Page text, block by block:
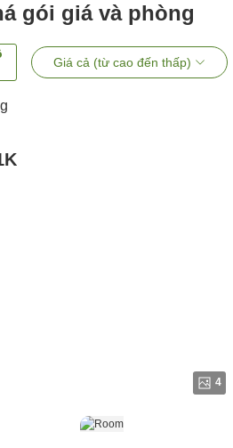
gói giá và phòng
Giá cả (từ cao đến thấp)
4